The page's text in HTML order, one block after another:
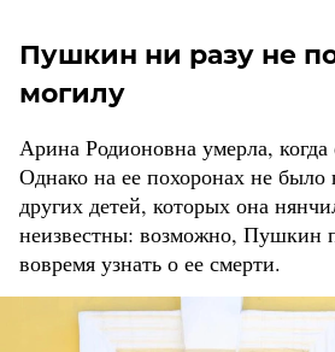
Пушкин ни разу не
могилу
Арина Родионовна умерла,
Однако на ее похоронах не
других детей, которых она
неизвестны: возможно, Пушкин
вовремя узнать о ее смерти.